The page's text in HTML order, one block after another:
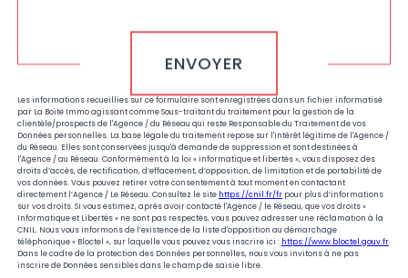
ENVOYER
Les informations recueillies sur ce formulaire sont enregistrées dans un fichier informatisé
par La Boite Immo agissant comme Sous-traitant du traitement pour la gestion de la
clientèle/prospects de l'Agence / du Réseau qui reste Responsable du Traitement de vos
Données personnelles. La base légale du traitement repose sur l'intérêt légitime de l'Agence /
du Réseau. Elles sont conservées jusqu'à demande de suppression et sont destinées à
l'Agence / au Réseau. Conformément à la loi « informatique et libertés », vous disposez des
droits d’accès, de rectification, d’effacement, d’opposition, de limitation et de portabilité de
vos données. Vous pouvez retirer votre consentement à tout moment en contactant
directement l’Agence / Le Réseau. Consultez le site https://cnil.fr/fr pour plus d’informations
sur vos droits. Si vous estimez, après avoir contacté l'Agence / le Réseau, que vos droits «
Informatique et Libertés » ne sont pas respectés, vous pouvez adresser une réclamation à la
CNIL. Nous vous informons de l’existence de la liste d'opposition au démarchage
téléphonique « Bloctel », sur laquelle vous pouvez vous inscrire ici : https://www.bloctel.gouv.fr.
Dans le cadre de la protection des Données personnelles, nous vous invitons à ne pas
inscrire de Données sensibles dans le champ de saisie libre.